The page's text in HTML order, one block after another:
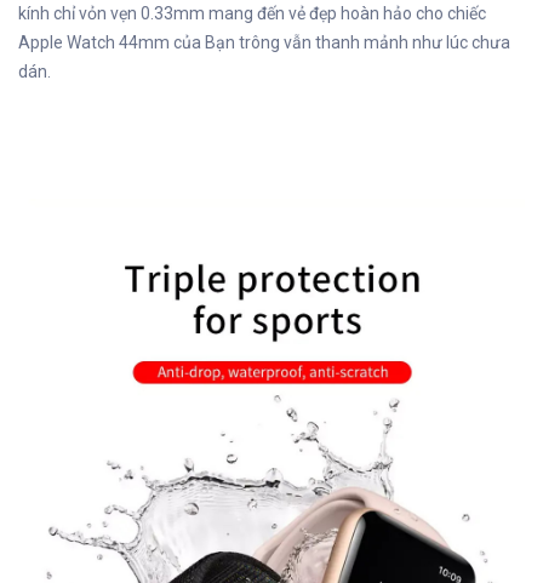
kính chỉ vỏn vẹn 0.33mm mang đến vẻ đẹp hoàn hảo cho chiếc
Apple Watch 44mm của Bạn trông vẫn thanh mảnh như lúc chưa
dán.